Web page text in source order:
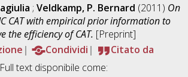
; Veldkamp, P. Bernard (2011) On
CAT with empirical prior information to
the efficiency of CAT. [Preprint]
Condividi
Citato da
Full text disponibile come: